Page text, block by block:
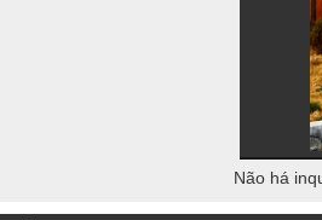
Não há